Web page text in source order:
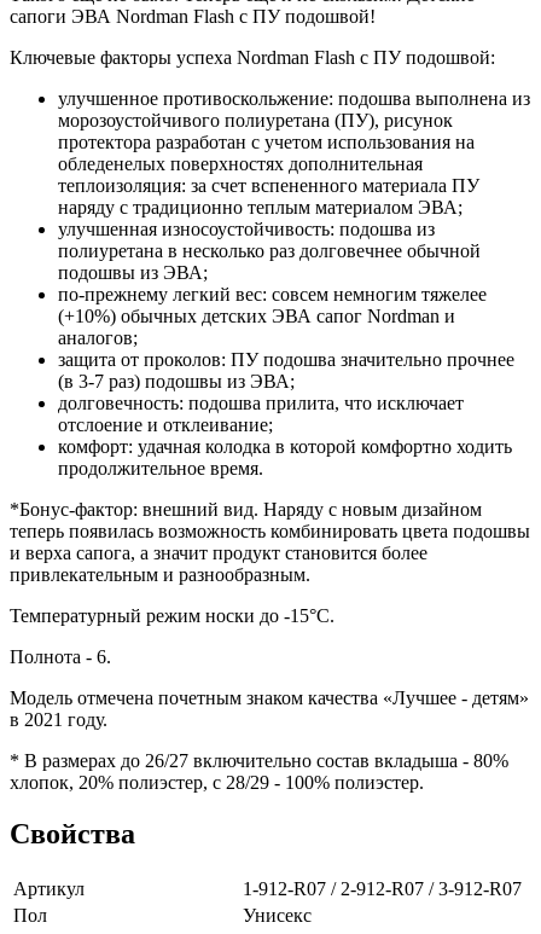
сапоги ЭВА Nordman Flash с ПУ подошвой!
Ключевые факторы успеха Nordman Flash с ПУ подошвой:
улучшенное противоскольжение: подошва выполнена из
морозоустойчивого полиуретана (ПУ), рисунок
протектора разработан с учетом использования на
обледенелых поверхностях дополнительная
теплоизоляция: за счет вспененного материала ПУ
наряду с традиционно теплым материалом ЭВА;
улучшенная износоустойчивость: подошва из
полиуретана в несколько раз долговечнее обычной
подошвы из ЭВА;
по-прежнему легкий вес: совсем немногим тяжелее
(+10%) обычных детских ЭВА сапог Nordman и
аналогов;
защита от проколов: ПУ подошва значительно прочнее
(в 3-7 раз) подошвы из ЭВА;
долговечность: подошва прилита, что исключает
отслоение и отклеивание;
комфорт: удачная колодка в которой комфортно ходить
продолжительное время.
*Бонус-фактор: внешний вид. Наряду с новым дизайном
теперь появилась возможность комбинировать цвета подошвы
и верха сапога, а значит продукт становится более
привлекательным и разнообразным.
Температурный режим носки до -15°C.
Полнота - 6.
Модель отмечена почетным знаком качества «Лучшее - детям»
в 2021 году.
* В размерах до 26/27 включительно состав вкладыша - 80%
хлопок, 20% полиэстер, с 28/29 - 100% полиэстер.
Свойства
Артикул
1-912-R07 / 2-912-R07 / 3-912-R07
Пол
Унисекс